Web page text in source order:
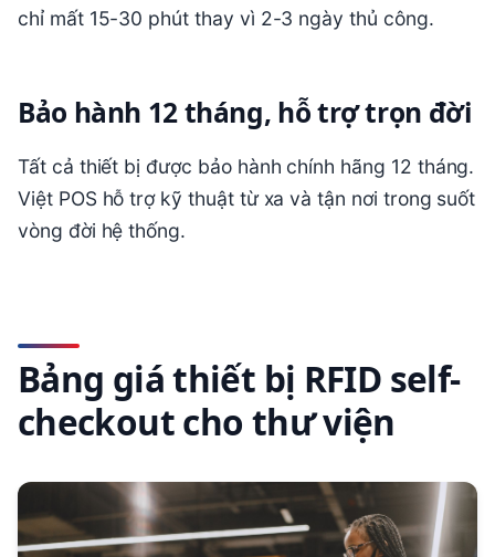
chỉ mất 15-30 phút thay vì 2-3 ngày thủ công.
Bảo hành 12 tháng, hỗ trợ trọn đời
Tất cả thiết bị được bảo hành chính hãng 12 tháng.
Việt POS hỗ trợ kỹ thuật từ xa và tận nơi trong suốt
vòng đời hệ thống.
Bảng giá thiết bị RFID self-
checkout cho thư viện